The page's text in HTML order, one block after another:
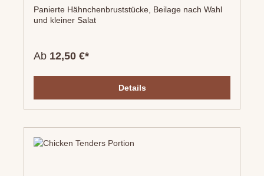
Panierte Hähnchenbruststücke, Beilage nach Wahl
und kleiner Salat
Ab 12,50 €*
Details